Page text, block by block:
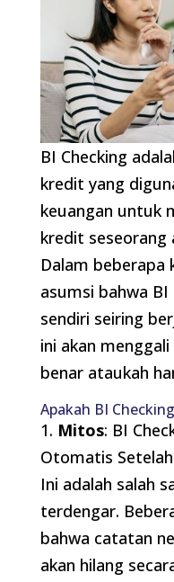
BI Checking
kredit yang
keuangan untuk
kredit seseorang
Dalam beberapa
asumsi bahwa BI
sendiri seiring
ini akan
benar ataukah
Apakah BI
1. Mitos: BI
Otomatis
Ini adalah salah
terdengar.
bahwa catatan
akan hilang